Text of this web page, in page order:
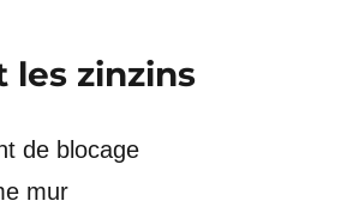
les zinzins
de blocage
mur